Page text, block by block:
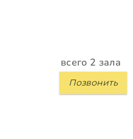
всего 2 зала
Позвонить